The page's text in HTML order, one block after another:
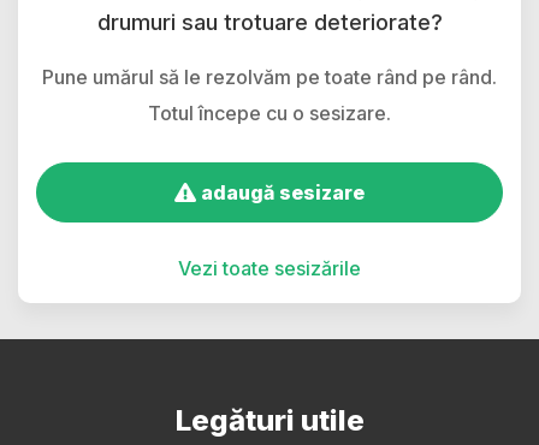
drumuri sau trotuare deteriorate?
Pune umărul să le rezolvăm pe toate rând pe rând.
Totul începe cu o sesizare.
adaugă sesizare
Vezi toate sesizările
Legături utile